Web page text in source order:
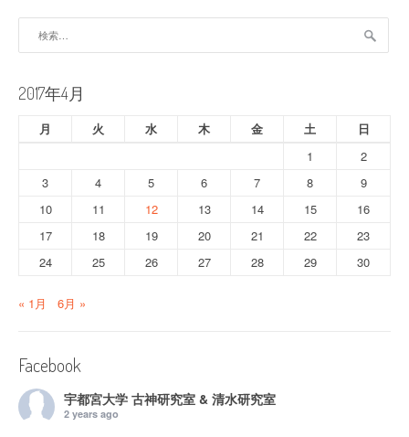
ー
シ
ョ
ン
2017年4月
月 火 水 木 金 土
日
1
2
3
4 5 6 7 8
9
10
11 12 13 14 15
16
17
18 19 20 21 22
23
24
25 26 27 28 29 30
« 1月 6月 »
Facebook
宇都宮大学 古神研究室 & 清水研究室
2 years ago